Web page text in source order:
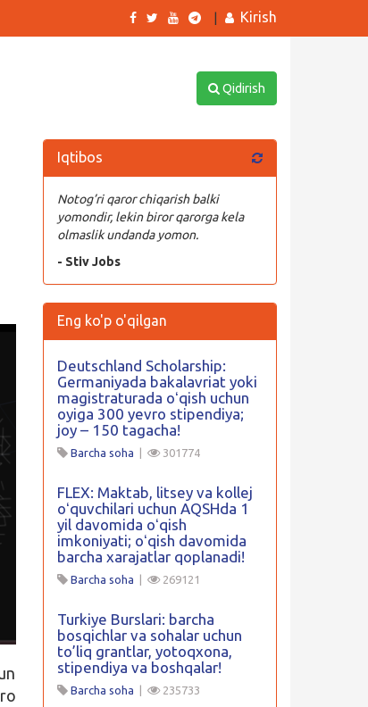
Kirish
Qidirish
Iqtibos
Notog’ri qaror chiqarish balki
yomondir, lekin biror qarorga kela
olmaslik undanda yomon.
- Stiv Jobs
Eng ko'p o'qilgan
Deutschland Scholarship:
Germaniyada bakalavriat yoki
magistraturada oʻqish uchun
oyiga 300 yevro stipendiya;
joy – 150 tagacha!
Barcha soha 301774
FLEX: Maktab, litsey va kollej
oʻquvchilari uchun AQSHda 1
yil davomida oʻqish
imkoniyati; oʻqish davomida
barcha xarajatlar qoplanadi!
Barcha soha 269121
Turkiye Burslari: barcha
bosqichlar va sohalar uchun
to’liq grantlar, yotoqxona,
stipendiya va boshqalar!
Barcha soha 235733